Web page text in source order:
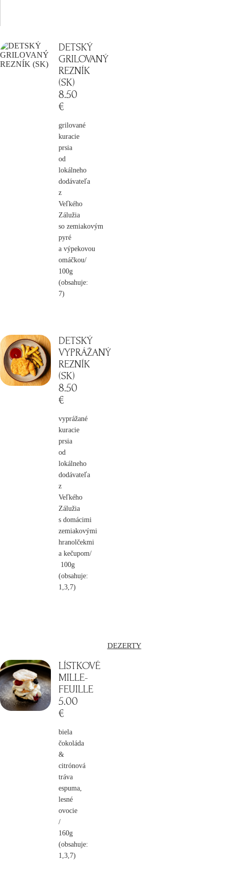
DETSKÝ
GRILOVANÝ
REZNÍK
(SK)
8.50
€
grilované
kuracie
prsia
od
lokálneho
dodávateľa
z
Veľkého
Zálužia
so zemiakovým
pyré
a výpekovou
omáčkou/
100g
(obsahuje:
7)
DETSKÝ
VYPRÁŽANÝ
REZNÍK
(SK)
8.50
€
vyprážané
kuracie
prsia
od
lokálneho
dodávateľa
z
Veľkého
Zálužia
s domácimi
zemiakovými
hranolčekmi
a kečupom/
100g
(obsahuje:
1,3,7)
DEZERTY
LÍSTKOVÉ
MILLE-
FEUILLE
5.00
€
biela
čokoláda
&
citrónová
tráva
espuma,
lesné
ovocie
/
160g
(obsahuje:
1,3,7)